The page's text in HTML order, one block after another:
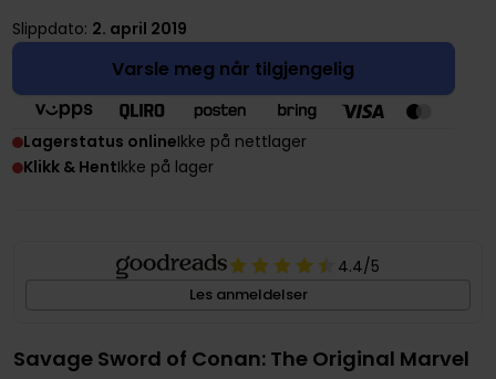
Slippdato: 2. april 2019
Varsle meg når tilgjengelig
Lagerstatus onlineIkke på nettlager
Klikk & HentIkke på lager
4.4/5
Les anmeldelser
Savage Sword of Conan: The Original Marvel